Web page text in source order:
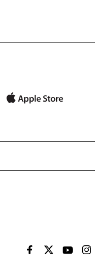
EL PAÍS BRASIL EN
EL PAÍSEL PAÍS
EL